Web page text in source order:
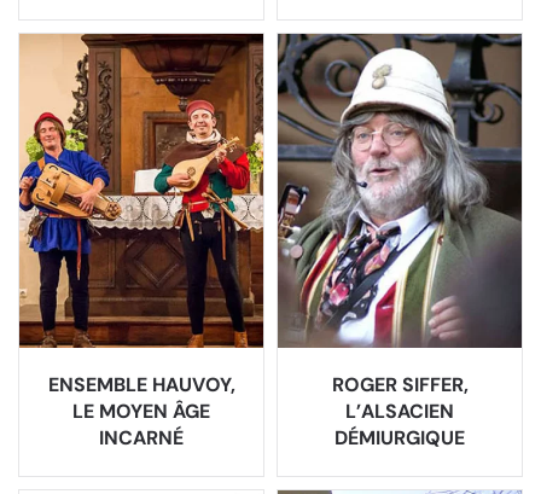
ENSEMBLE HAUVOY,
LE MOYEN ÂGE
INCARNÉ
ROGER SIFFER,
L’ALSACIEN
DÉMIURGIQUE